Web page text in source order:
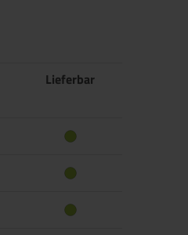
Lieferbar